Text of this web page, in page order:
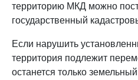
территорию МКД можно
государственный
Если нарушить
территория подлежит
останется только